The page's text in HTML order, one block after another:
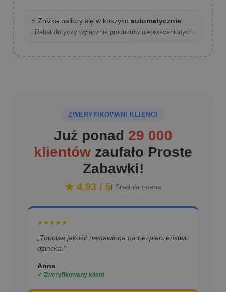
⚡ Zniżka naliczy się w koszyku automatycznie.
ℹ️ Rabat dotyczy wyłącznie produktów nieprzecenionych.
ZWERYFIKOWANI KLIENCI
Już ponad 29 000
klientów zaufało Proste
Zabawki!
★ 4.93 / 5| Średnia ocena
★★★★★
„Topowa jakość nastawiona na bezpieczeństwo
dziecka.”
Anna
✓ Zweryfikowany klient